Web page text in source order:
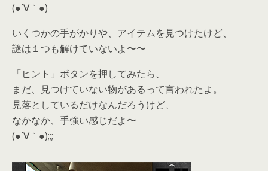
(●´∀｀●)
いくつかの手がかりや、アイテムを見つけたけど、
謎は１つも解けていないよ〜〜
「ヒント」ボタンを押してみたら、
まだ、見つけていない物があるって言われたよ。
見落としているだけなんだろうけど、
なかなか、手強い感じだよ〜
(●´∀｀●);;;